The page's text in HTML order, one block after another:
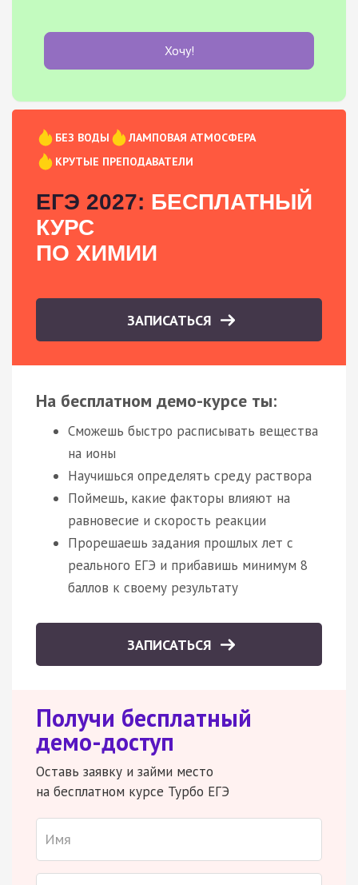
Хочу!
БЕЗ ВОДЫ
ЛАМПОВАЯ АТМОСФЕРА
КРУТЫЕ ПРЕПОДАВАТЕЛИ
ЕГЭ 2027: БЕСПЛАТНЫЙ
КУРС
ПО ХИМИИ
ЗАПИСАТЬСЯ
На бесплатном демо-курсе ты:
Сможешь быстро расписывать вещества
на ионы
Научишься определять среду раствора
Поймешь, какие факторы влияют на
равновесие и скорость реакции
Прорешаешь задания прошлых лет с
реального ЕГЭ и прибавишь минимум 8
баллов к своему результату
ЗАПИСАТЬСЯ
Получи бесплатный
демо-доступ
Оставь заявку и займи место
на бесплатном курсе Турбо ЕГЭ